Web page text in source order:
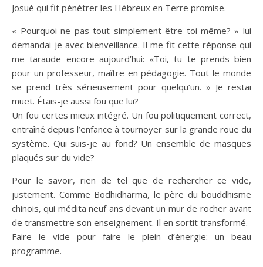
Josué qui fit pénétrer les Hébreux en Terre promise.
« Pourquoi ne pas tout simplement être toi-même? » lui
demandai-je avec bienveillance. Il me fit cette réponse qui
me taraude encore aujourd’hui: «Toi, tu te prends bien
pour un professeur, maître en pédagogie. Tout le monde
se prend très sérieusement pour quelqu’un. » Je restai
muet. Étais-je aussi fou que lui?
Un fou certes mieux intégré. Un fou politiquement correct,
entraîné depuis l’enfance à tournoyer sur la grande roue du
système. Qui suis-je au fond? Un ensemble de masques
plaqués sur du vide?
Pour le savoir, rien de tel que de rechercher ce vide,
justement. Comme Bodhidharma, le père du bouddhisme
chinois, qui médita neuf ans devant un mur de rocher avant
de transmettre son enseignement. Il en sortit transformé.
Faire le vide pour faire le plein d’énergie: un beau
programme.